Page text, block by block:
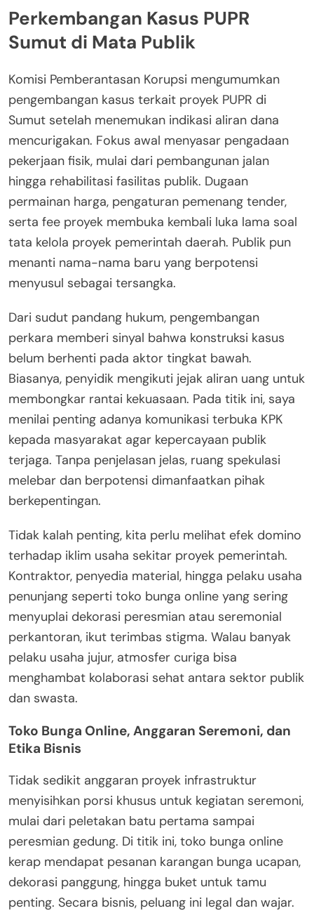
Perkembangan Kasus PUPR
Sumut di Mata Publik
Komisi Pemberantasan Korupsi mengumumkan
pengembangan kasus terkait proyek PUPR di
Sumut setelah menemukan indikasi aliran dana
mencurigakan. Fokus awal menyasar pengadaan
pekerjaan fisik, mulai dari pembangunan jalan
hingga rehabilitasi fasilitas publik. Dugaan
permainan harga, pengaturan pemenang tender,
serta fee proyek membuka kembali luka lama soal
tata kelola proyek pemerintah daerah. Publik pun
menanti nama-nama baru yang berpotensi
menyusul sebagai tersangka.
Dari sudut pandang hukum, pengembangan
perkara memberi sinyal bahwa konstruksi kasus
belum berhenti pada aktor tingkat bawah.
Biasanya, penyidik mengikuti jejak aliran uang untuk
membongkar rantai kekuasaan. Pada titik ini, saya
menilai penting adanya komunikasi terbuka KPK
kepada masyarakat agar kepercayaan publik
terjaga. Tanpa penjelasan jelas, ruang spekulasi
melebar dan berpotensi dimanfaatkan pihak
berkepentingan.
Tidak kalah penting, kita perlu melihat efek domino
terhadap iklim usaha sekitar proyek pemerintah.
Kontraktor, penyedia material, hingga pelaku usaha
penunjang seperti toko bunga online yang sering
menyuplai dekorasi peresmian atau seremonial
perkantoran, ikut terimbas stigma. Walau banyak
pelaku usaha jujur, atmosfer curiga bisa
menghambat kolaborasi sehat antara sektor publik
dan swasta.
Toko Bunga Online, Anggaran Seremoni, dan
Etika Bisnis
Tidak sedikit anggaran proyek infrastruktur
menyisihkan porsi khusus untuk kegiatan seremoni,
mulai dari peletakan batu pertama sampai
peresmian gedung. Di titik ini, toko bunga online
kerap mendapat pesanan karangan bunga ucapan,
dekorasi panggung, hingga buket untuk tamu
penting. Secara bisnis, peluang ini legal dan wajar.